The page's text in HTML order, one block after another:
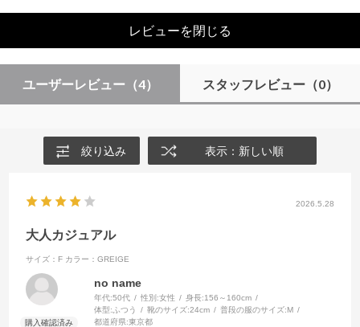
レビューを閉じる
ユーザーレビュー （4） スタッフレビュー（0）
絞り込み 表示：新しい順
2026.5.28
大人カジュアル
サイズ：F カラー：GREIGE
no name
年代:50代 性別:女性 身長:156～160cm
体型: ふつう 靴のサイズ:24cm 普段の服のサイズ:M
都道府県:東京都